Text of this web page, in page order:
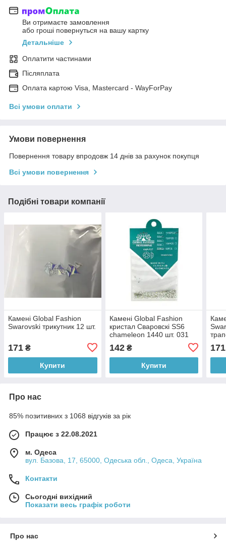
Ви отримаєте замовлення
або гроші повернуться на вашу картку
Детальніше
Оплатити частинами
Післяплата
Оплата картою Visa, Mastercard - WayForPay
Всі умови оплати
Умови повернення
Повернення товару впродовж 14 днів за рахунок покупця
Всі умови повернення
Подібні товари компанії
Камені Global Fashion
Swarovski трикутник 12 шт.
171 ₴
Купити
Камені Global Fashion
кристал Сваровскі SS6
chameleon 1440 шт. 031
142₴
Купити
171
Про нас
85% позитивних з 1068 відгуків за рік
Працює з 22.08.2021
м. Одеса
вул. Базова, 17, 65000, Одеська обл., Одеса, Україна
Контакти
Сьогодні вихідний
Показати весь графік роботи
Про нас